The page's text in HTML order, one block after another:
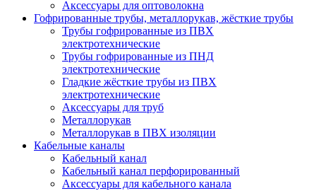
Аксессуары для оптоволокна
Гофрированные трубы, металлорукав, жёсткие трубы
Трубы гофрированные из ПВХ
электротехнические
Трубы гофрированные из ПНД
электротехнические
Гладкие жёсткие трубы из ПВХ
электротехнические
Аксессуары для труб
Металлорукав
Металлорукав в ПВХ изоляции
Кабельные каналы
Кабельный канал
Кабельный канал перфорированный
Аксессуары для кабельного канала